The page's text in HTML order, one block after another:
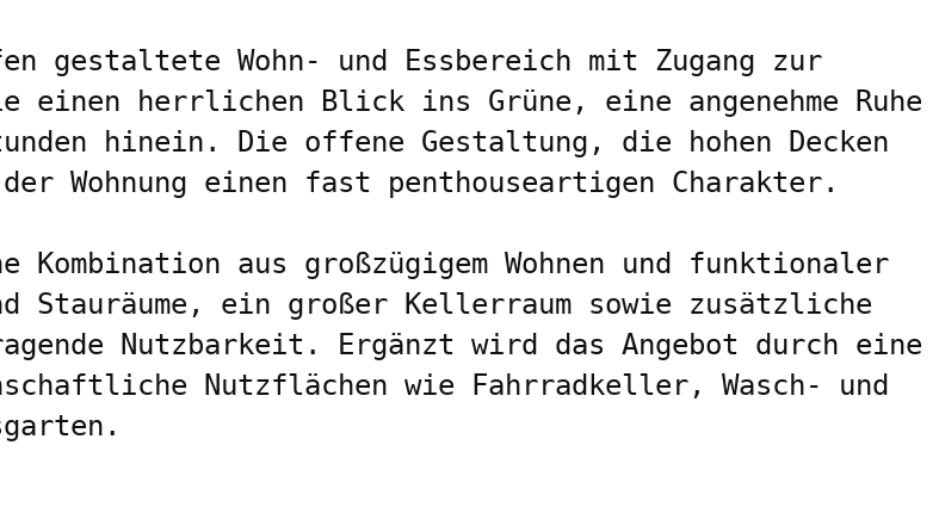
gestaltete Wohn- und Essbereich mit Zugang zur
einen herrlichen Blick ins Grüne, eine angenehme Ruhe
hinein. Die offene Gestaltung, die hohen Decken
Wohnung einen fast penthouseartigen Charakter.
Kombination aus großzügigem Wohnen und funktionaler
ein großer Kellerraum sowie zusätzliche
Nutzbarkeit. Ergänzt wird das Angebot durch eine
Nutzflächen wie Fahrradkeller, Wasch- und